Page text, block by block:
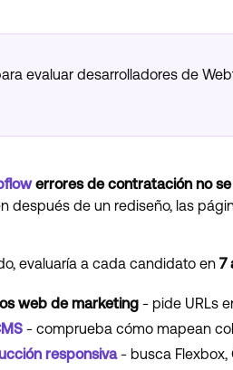
evaluar desarrolladores de
errores de contratación no
después de un rediseño, las
evaluaría a cada candidato en 7
web de marketing - pide URLs
- comprueba cómo mapean
responsiva- busca Flexbox,